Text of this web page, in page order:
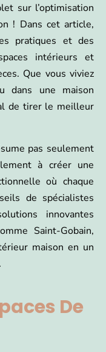
sur l’optimisation
! Dans cet article,
pratiques et des
intérieurs et
Que vous viviez
dans une maison
de tirer le meilleur
pas seulement
à créer une
où chaque
de spécialistes
innovantes
Saint-Gobain,
maison en un
De